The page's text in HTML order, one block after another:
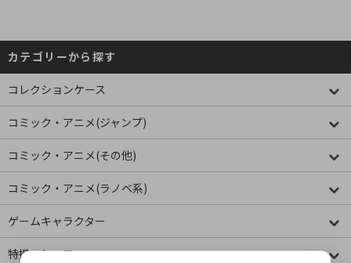
カテゴリーから探す
コレクションケース
コミック・アニメ(ジャンプ)
コミック・アニメ(その他)
コミック・アニメ(ラノベ系)
ゲームキャラクター
特撮・ヒーロー